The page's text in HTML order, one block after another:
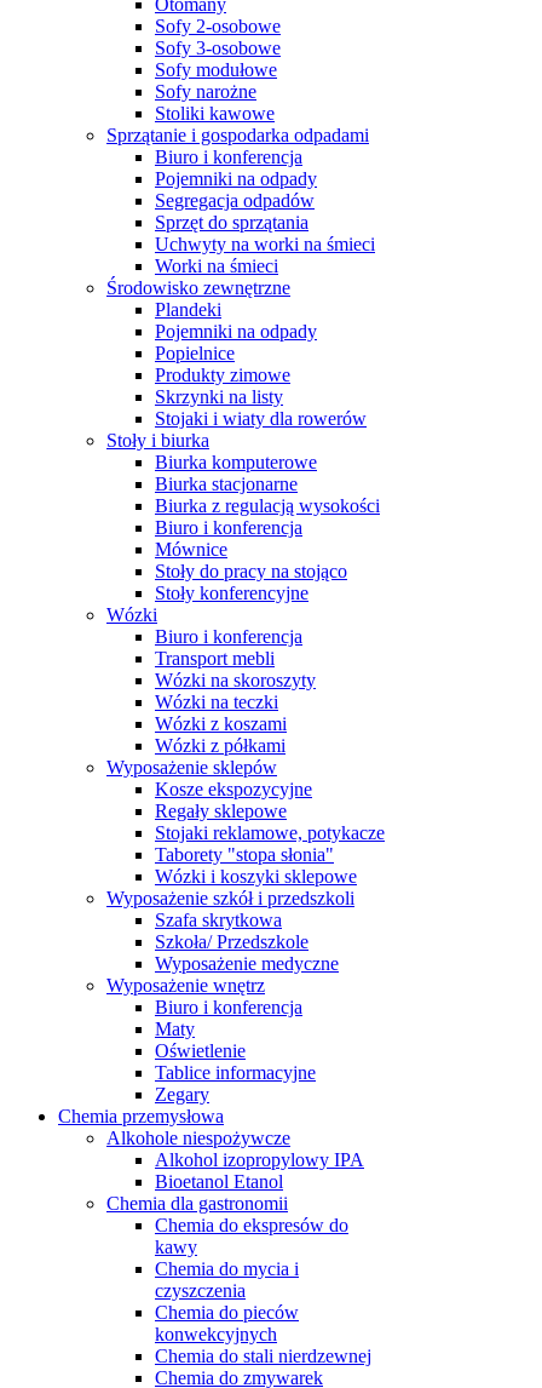
Sofy 2-osobowe
Sofy 3-osobowe
Sofy modułowe
Sofy narożne
Stoliki kawowe
Sprzątanie i gospodarka odpadami
Biuro i konferencja
Pojemniki na odpady
Segregacja odpadów
Sprzęt do sprzątania
Uchwyty na worki na śmieci
Worki na śmieci
Środowisko zewnętrzne
Plandeki
Pojemniki na odpady
Popielnice
Produkty zimowe
Skrzynki na listy
Stojaki i wiaty dla rowerów
Stoły i biurka
Biurka komputerowe
Biurka stacjonarne
Biurka z regulacją wysokości
Biuro i konferencja
Mównice
Stoły do pracy na stojąco
Stoły konferencyjne
Wózki
Biuro i konferencja
Transport mebli
Wózki na skoroszyty
Wózki na teczki
Wózki z koszami
Wózki z półkami
Wyposażenie sklepów
Kosze ekspozycyjne
Regały sklepowe
Stojaki reklamowe, potykacze
Taborety "stopa słonia"
Wózki i koszyki sklepowe
Wyposażenie szkół i przedszkoli
Szafa skrytkowa
Szkoła/ Przedszkole
Wyposażenie medyczne
Wyposażenie wnętrz
Biuro i konferencja
Maty
Oświetlenie
Tablice informacyjne
Zegary
Chemia przemysłowa
Alkohole niespożywcze
Alkohol izopropylowy IPA
Bioetanol Etanol
Chemia dla gastronomii
Chemia do ekspresów do
kawy
Chemia do mycia i
czyszczenia
Chemia do pieców
konwekcyjnych
Chemia do stali nierdzewnej
Chemia do zmywarek